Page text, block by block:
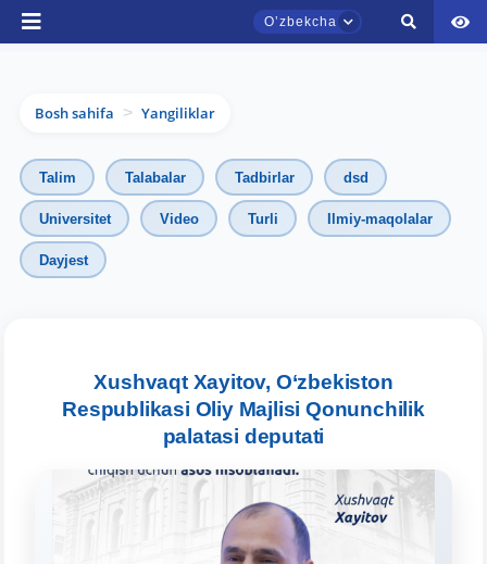
Oʼzbekcha
Bosh sahifa > Yangiliklar
Talim Talabalar Tadbirlar dsd
Universitet Video Turli Ilmiy-maqolalar
Dayjest
Xushvaqt Xayitov, O‘zbekiston
Respublikasi Oliy Majlisi Qonunchilik
palatasi deputati
TDYU qabul murojaatlari chati
Onlayn
Qabul bo'yicha murojaatlaringizni ushbu
Mavzuni tanlang — keyin shu mavzudagi aniq